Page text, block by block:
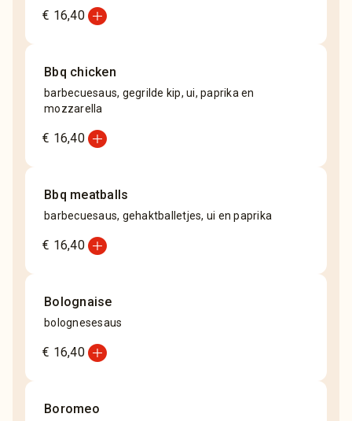
€ 16,40add_circle
Bbq chicken
barbecuesaus, gegrilde kip, ui, paprika en
mozzarella
€ 16,40add_circle
Bbq meatballs
barbecuesaus, gehaktballetjes, ui en paprika
€ 16,40add_circle
Bolognaise
bolognesesaus
€ 16,40add_circle
Boromeo